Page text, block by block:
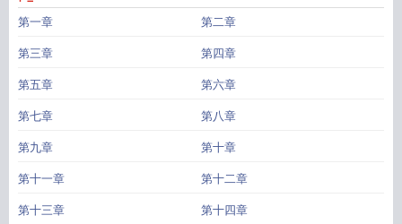
第一章 第二章
第三章 第四章
第五章 第六章
第七章 第八章
第九章 第十章
第十一章 第十二章
第十三章 第十四章